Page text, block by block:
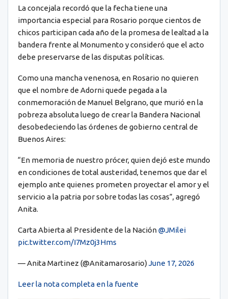
La concejala recordó que la fecha tiene una
importancia especial para Rosario porque cientos de
chicos participan cada año de la promesa de lealtad a la
bandera frente al Monumento y consideró que el acto
debe preservarse de las disputas políticas.
Como una mancha venenosa, en Rosario no quieren
que el nombre de Adorni quede pegada a la
conmemoración de Manuel Belgrano, que murió en la
pobreza absoluta luego de crear la Bandera Nacional
desobedeciendo las órdenes de gobierno central de
Buenos Aires:
“En memoria de nuestro prócer, quien dejó este mundo
en condiciones de total austeridad, tenemos que dar el
ejemplo ante quienes prometen proyectar el amor y el
servicio a la patria por sobre todas las cosas”, agregó
Anita.
Carta Abierta al Presidente de la Nación@JMilei
pic.twitter.com/I7Mz0j3Hms
— Anita Martinez (@Anitamarosario)June 17, 2026
Leer la nota completa en la fuente